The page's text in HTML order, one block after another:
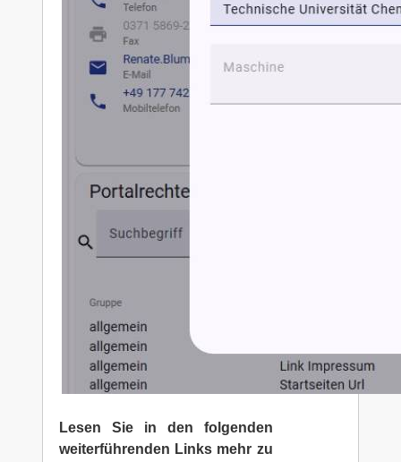
Lesen Sie in den folgenden
weiterführenden Links mehr zu